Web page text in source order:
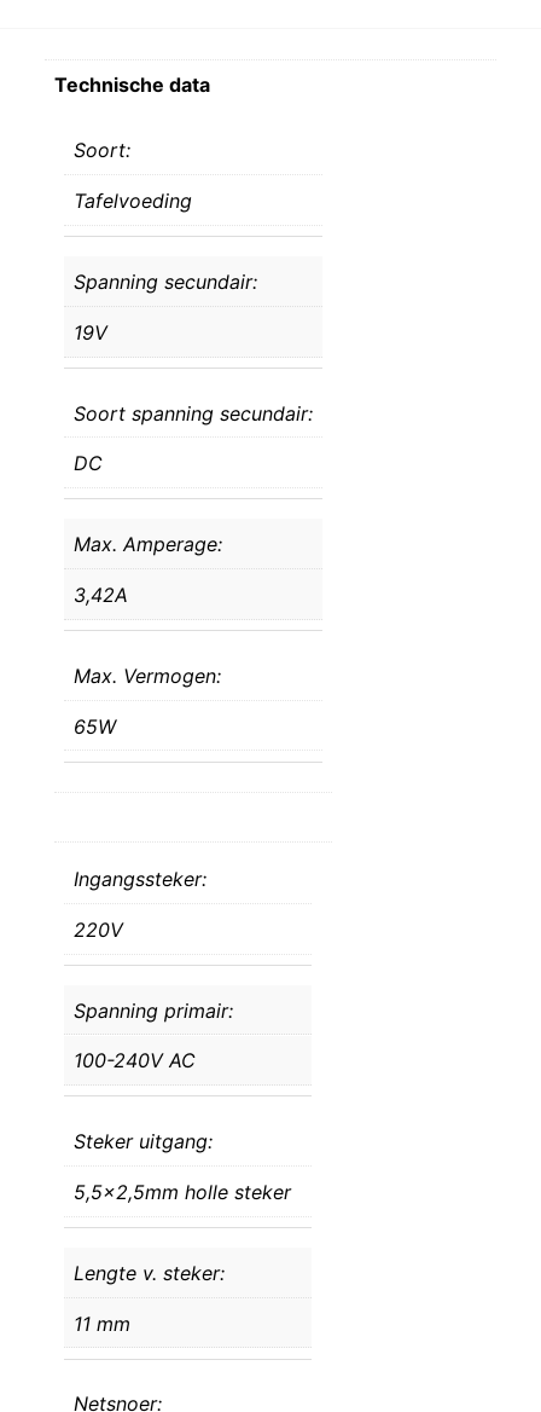
Technische data
Soort:
Tafelvoeding
Spanning secundair:
19V
Soort spanning secundair:
DC
Max. Amperage:
3,42A
Max. Vermogen:
65W
Ingangssteker:
220V
Spanning primair:
100-240V AC
Steker uitgang:
5,5×2,5mm holle steker
Lengte v. steker:
11 mm
Netsnoer: